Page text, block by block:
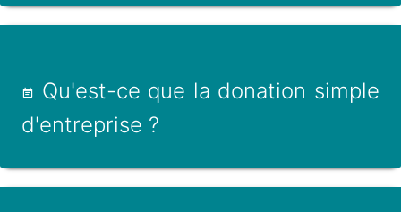
Qu'est-ce que la donation simple
d'entreprise ?